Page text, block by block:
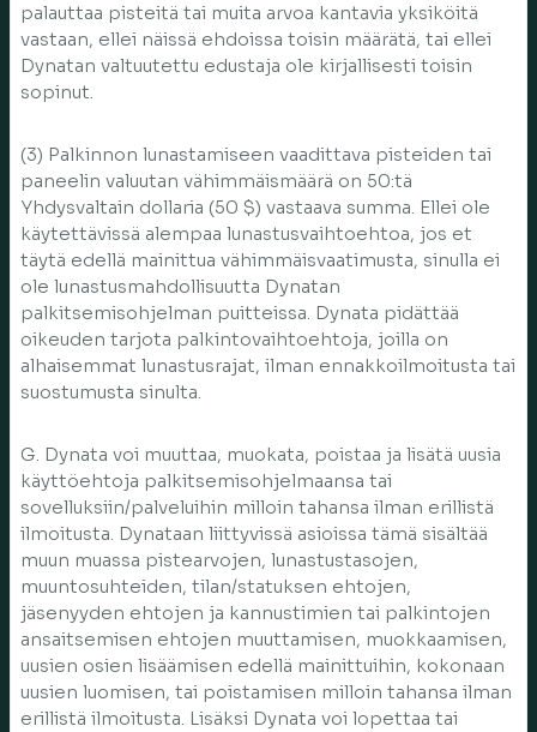
palauttaa pisteitä tai muita arvoa kantavia yksiköitä
vastaan, ellei näissä ehdoissa toisin määrätä, tai ellei
Dynatan valtuutettu edustaja ole kirjallisesti toisin
sopinut.
(3) Palkinnon lunastamiseen vaadittava pisteiden tai
paneelin valuutan vähimmäismäärä on 50:tä
Yhdysvaltain dollaria (50 $) vastaava summa. Ellei ole
käytettävissä alempaa lunastusvaihtoehtoa, jos et
täytä edellä mainittua vähimmäisvaatimusta, sinulla ei
ole lunastusmahdollisuutta Dynatan
palkitsemisohjelman puitteissa. Dynata pidättää
oikeuden tarjota palkintovaihtoehtoja, joilla on
alhaisemmat lunastusrajat, ilman ennakkoilmoitusta tai
suostumusta sinulta.
G. Dynata voi muuttaa, muokata, poistaa ja lisätä uusia
käyttöehtoja palkitsemisohjelmaansa tai
sovelluksiin/palveluihin milloin tahansa ilman erillistä
ilmoitusta. Dynataan liittyvissä asioissa tämä sisältää
muun muassa pistearvojen, lunastustasojen,
muuntosuhteiden, tilan/statuksen ehtojen,
jäsenyyden ehtojen ja kannustimien tai palkintojen
ansaitsemisen ehtojen muuttamisen, muokkaamisen,
uusien osien lisäämisen edellä mainittuihin, kokonaan
uusien luomisen, tai poistamisen milloin tahansa ilman
erillistä ilmoitusta. Lisäksi Dynata voi lopettaa tai